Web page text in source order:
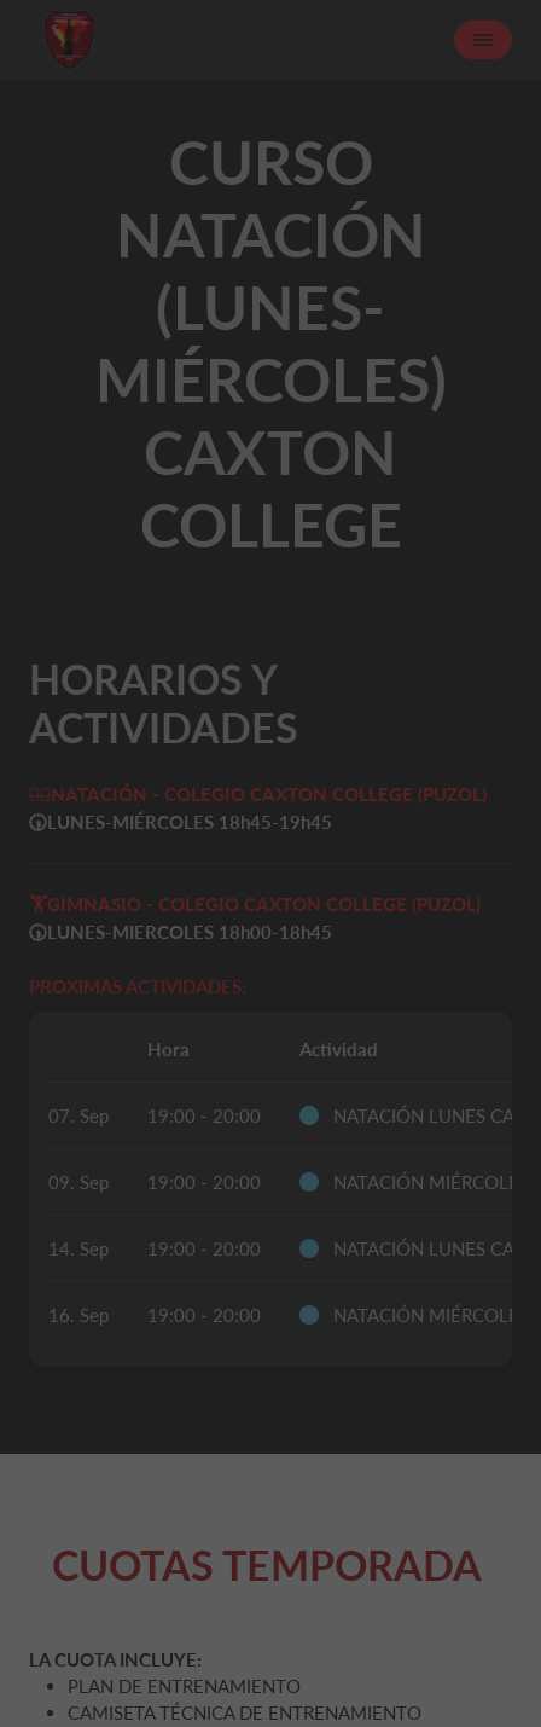
CURSO
NATACIÓN
(LUNES-
MIÉRCOLES)
CAXTON
COLLEGE
HORARIOS Y
ACTIVIDADES
🏊‍♀️NATACIÓN - COLEGIO CAXTON COLLEGE (PUZOL)
🕠LUNES-MIÉRCOLES 18h45-19h45
🏋️GIMNASIO - COLEGIO CAXTON COLLEGE (PUZOL)
🕠LUNES-MIERCOLES 18h00-18h45
PROXIMAS ACTIVIDADES:
Hora Actividad
07. Sep 19:00 - 20:00 NATACIÓN LUNES
09. Sep 19:00 - 20:00 NATACIÓN MIÉRCOLES
14. Sep 19:00 - 20:00 NATACIÓN LUNES
16. Sep 19:00 - 20:00 NATACIÓN MIÉRCOLES
CUOTAS TEMPORADA
LA CUOTA INCLUYE:
PLAN DE ENTRENAMIENTO
CAMISETA TÉCNICA DE ENTRENAMIENTO